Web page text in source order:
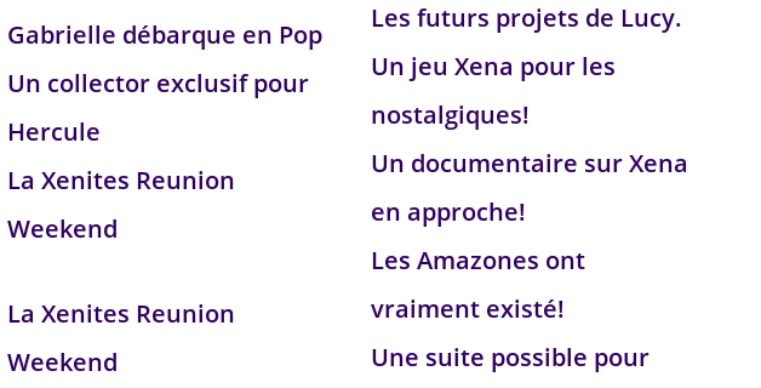
Gabrielle débarque en Pop
Un collector exclusif pour
Hercule
La Xenites Reunion
Weekend
La Xenites Reunion
Weekend
Les futurs projets de Lucy.
Un jeu Xena pour les
nostalgiques!
Un documentaire sur Xena
en approche!
Les Amazones ont
vraiment existé!
Une suite possible pour